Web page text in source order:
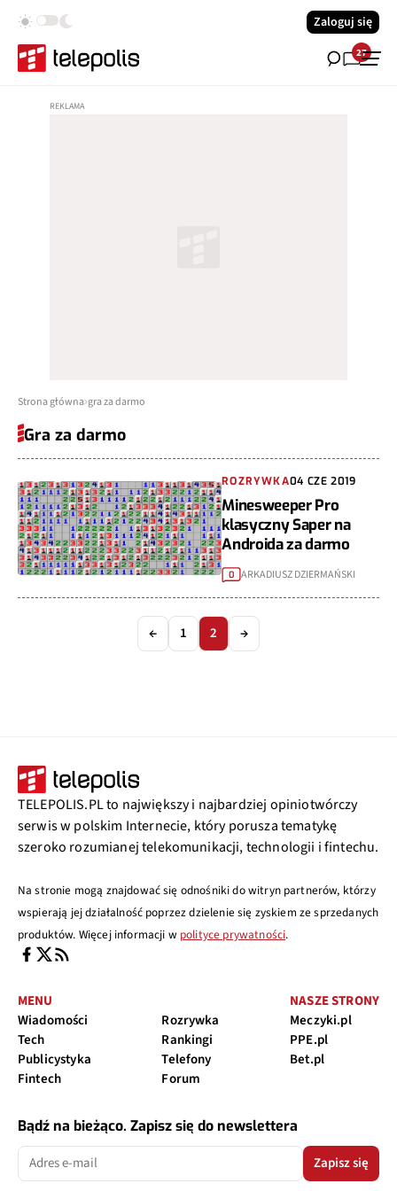
Zaloguj się
27
Strona główna gra za darmo
Gra za darmo
ROZRYWKA04 CZE 2019
Minesweeper Pro
klasyczny Saper na
Androida za darmo
0 ARKADIUSZ DZIERMAŃSKI
← 1 2 →
TELEPOLIS.PL to największy i najbardziej opiniotwórczy
serwis w polskim Internecie, który porusza tematykę
szeroko rozumianej telekomunikacji, technologii i fintechu.
Na stronie mogą znajdować się odnośniki do witryn partnerów, którzy
wspierają jej działalność poprzez dzielenie się zyskiem ze sprzedanych
produktów. Więcej informacji w polityce prywatności.
MENU
Wiadomości
Tech
Publicystyka
Fintech
Rozrywka
Rankingi
Telefony
Forum
NASZE STRONY
Meczyki.pl
PPE.pl
Bet.pl
Bądź na bieżąco. Zapisz się do newslettera
Zapisz się